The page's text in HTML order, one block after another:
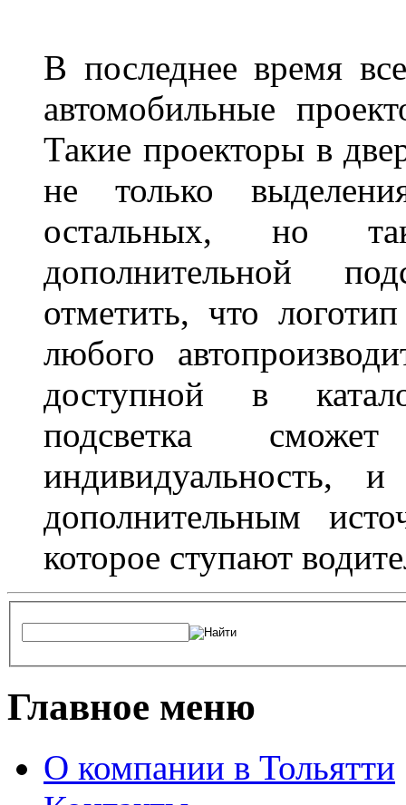
В последнее время
автомобильные
Такие проекторы в
не только
остальных, но
дополнительной
отметить, что
любого
доступной в
подсветка
индивидуальность,
дополнительным
которое ступают
Главное меню
О компании в Тольятти